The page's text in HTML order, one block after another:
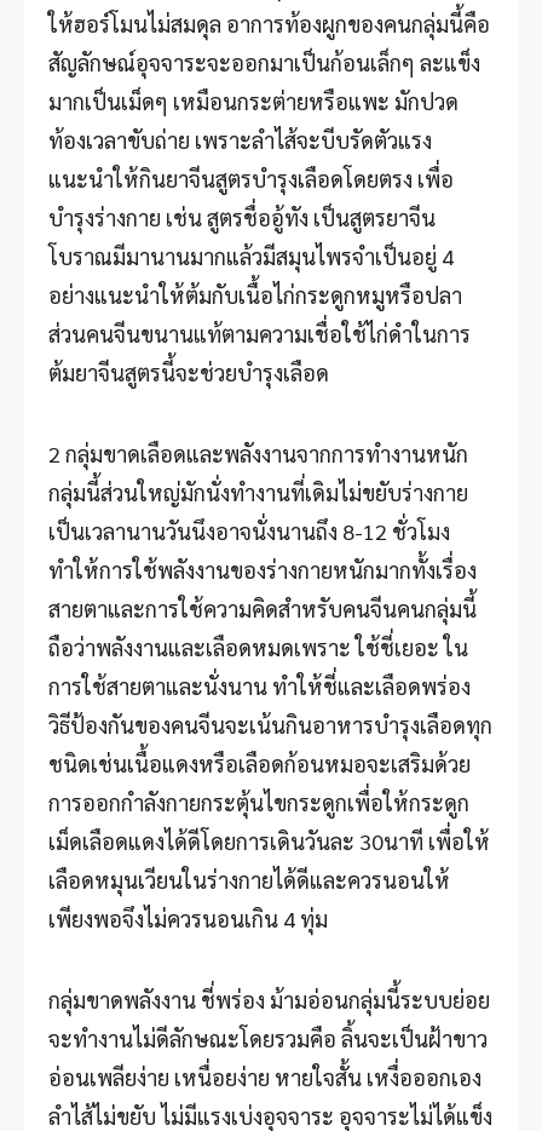
ให้ฮอร์โมนไม่สมดุล อาการท้องผูกของคนกลุ่มนี้คือ
สัญลักษณ์อุจจาระจะออกมาเป็นก้อนเล็กๆ ละแข็ง
มากเป็นเม็ดๆ เหมือนกระต่ายหรือแพะ มักปวด
ท้องเวลาขับถ่าย เพราะลำไส้จะบีบรัดตัวแรง
แนะนำให้กินยาจีนสูตรบำรุงเลือดโดยตรง เพื่อ
บำรุงร่างกาย เช่น สูตรชื่ออู้ทัง เป็นสูตรยาจีน
โบราณมีมานานมากแล้วมีสมุนไพรจำเป็นอยู่ 4
อย่างแนะนำให้ต้มกับเนื้อไก่กระดูกหมูหรือปลา
ส่วนคนจีนขนานแท้ตามความเชื่อใช้ไก่ดำในการ
ต้มยาจีนสูตรนี้จะช่วยบำรุงเลือด
2 กลุ่มขาดเลือดและพลังงานจากการทำงานหนัก
กลุ่มนี้ส่วนใหญ่มักนั่งทำงานที่เดิมไม่ขยับร่างกาย
เป็นเวลานานวันนึงอาจนั่งนานถึง 8-12 ชั่วโมง
ทำให้การใช้พลังงานของร่างกายหนักมากทั้งเรื่อง
สายตาและการใช้ความคิดสำหรับคนจีนคนกลุ่มนี้
ถือว่าพลังงานและเลือดหมดเพราะ ใช้ชี่เยอะ ใน
การใช้สายตาและนั่งนาน ทำให้ชี่และเลือดพร่อง
วิธีป้องกันของคนจีนจะเน้นกินอาหารบำรุงเลือดทุก
ชนิดเช่นเนื้อแดงหรือเลือดก้อนหมอจะเสริมด้วย
การออกกำลังกายกระตุ้นไขกระดูกเพื่อให้กระดูก
เม็ดเลือดแดงได้ดีโดยการเดินวันละ 30นาที เพื่อให้
เลือดหมุนเวียนในร่างกายได้ดีและควรนอนให้
เพียงพอจึงไม่ควรนอนเกิน 4 ทุ่ม
กลุ่มขาดพลังงาน ชี่พร่อง ม้ามอ่อนกลุ่มนี้ระบบย่อย
จะทำงานไม่ดีลักษณะโดยรวมคือ ลิ้นจะเป็นฝ้าขาว
อ่อนเพลียง่าย เหนื่อยง่าย หายใจสั้น เหงื่อออกเอง
ลำไส้ไม่ขยับ ไม่มีแรงเบ่งอุจจาระ อุจจาระไม่ได้แข็ง